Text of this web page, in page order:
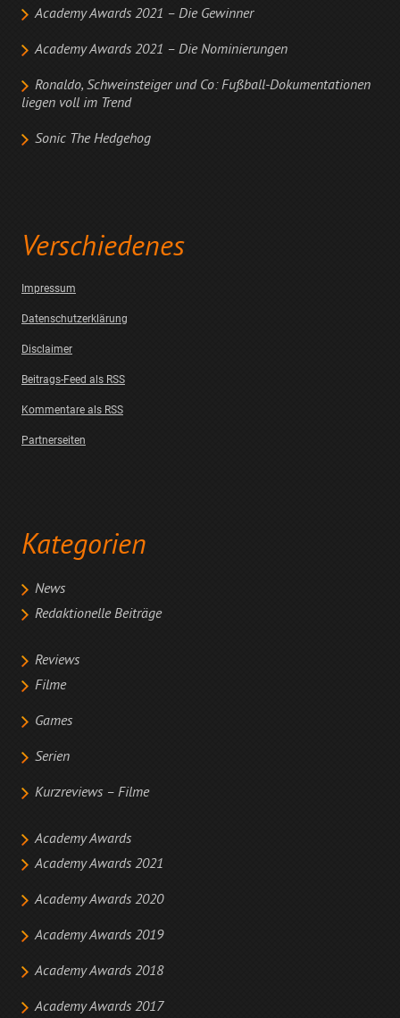
Academy Awards 2021 – Die Gewinner
Academy Awards 2021 – Die Nominierungen
Ronaldo, Schweinsteiger und Co: Fußball-Dokumentationen
liegen voll im Trend
Sonic The Hedgehog
Verschiedenes
Impressum
Datenschutzerklärung
Disclaimer
Beitrags-Feed als RSS
Kommentare als RSS
Partnerseiten
Kategorien
News
Redaktionelle Beiträge
Reviews
Filme
Games
Serien
Kurzreviews – Filme
Academy Awards
Academy Awards 2021
Academy Awards 2020
Academy Awards 2019
Academy Awards 2018
Academy Awards 2017